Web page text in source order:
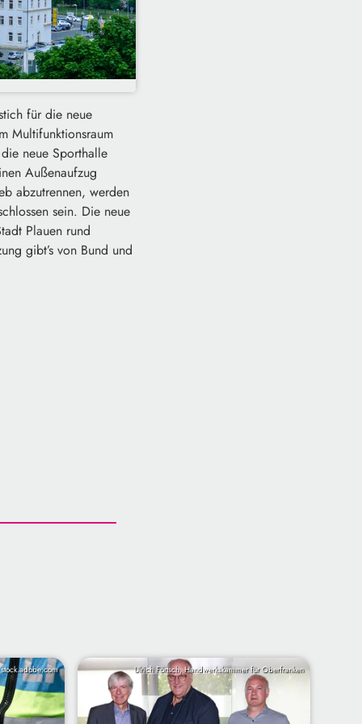
für die neue
Multifunktionsraum
neue Sporthalle
Außenaufzug
abzutrennen, werden
sein. Die neue
Plauen rund
gibt’s von Bund und
Ulrich Förtsch, Handwerkskammer für Oberfranken